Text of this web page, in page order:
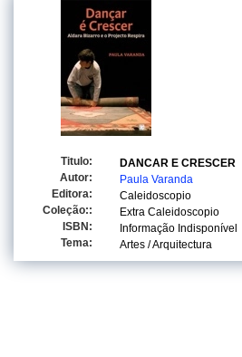
Titulo:
DANCAR E CRESCER
Autor:
Paula Varanda
Editora:
Caleidoscopio
Coleção::
Extra Caleidoscopio
ISBN:
Informação Indisponível
Tema:
Artes / Arquitectura